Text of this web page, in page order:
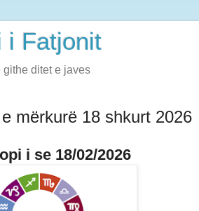
i Fatjonit
githe ditet e javes
mërkurë 18 shkurt 2026
i se 18/02/2026